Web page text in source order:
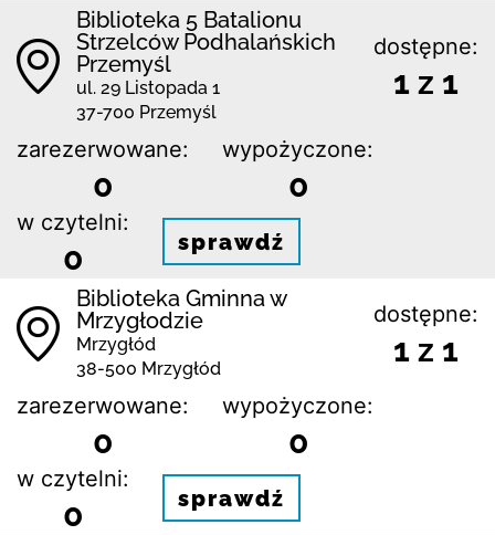
Biblioteka 5 Batalionu
Strzelców Podhalańskich
Przemyśl
ul. 29 Listopada 1
37-700 Przemyśl
dostępne:
1 z 1
zarezerwowane:
0
wypożyczone:
0
w czytelni:
0 sprawdź
Biblioteka Gminna w
Mrzygłodzie
Mrzygłód
38-500 Mrzygłód
dostępne:
1 z 1
zarezerwowane:
0
wypożyczone:
0
w czytelni:
0 sprawdź